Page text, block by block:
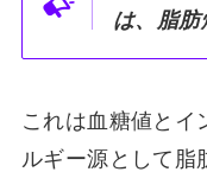
は、脂肪
これは血糖値とイ
ルギー源として脂